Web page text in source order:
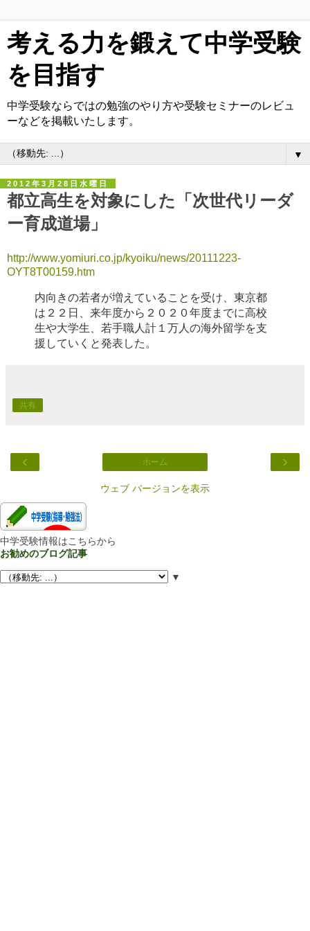
考える力を鍛えて中学受験
を目指す
中学受験ならではの勉強のやり方や受験セミナーのレビュ
ーなどを掲載いたします。
▼
2012年3月28日水曜日
都立高生を対象にした「次世代リーダ
ー育成道場」
http://www.yomiuri.co.jp/kyoiku/news/20111223-
OYT8T00159.htm
内向きの若者が増えていることを受け、東京都
は２２日、来年度から２０２０年度までに高校
生や大学生、若手職人計１万人の海外留学を支
援していくと発表した。
共有
‹ ›
ホーム
ウェブ バージョンを表示
中学受験情報はこちらから
お勧めのブログ記事
▼